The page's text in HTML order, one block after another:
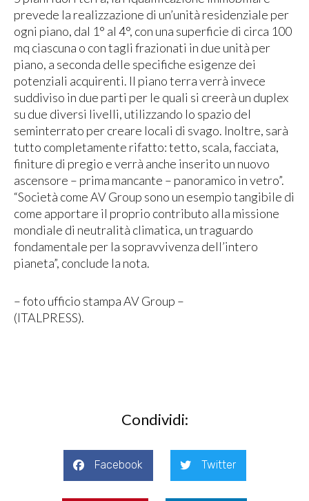
prevede la realizzazione di un’unità residenziale per
ogni piano, dal 1° al 4°, con una superficie di circa 100
mq ciascuna o con tagli frazionati in due unità per
piano, a seconda delle specifiche esigenze dei
potenziali acquirenti. Il piano terra verrà invece
suddiviso in due parti per le quali si creerà un duplex
su due diversi livelli, utilizzando lo spazio del
seminterrato per creare locali di svago. Inoltre, sarà
tutto completamente rifatto: tetto, scala, facciata,
finiture di pregio e verrà anche inserito un nuovo
ascensore – prima mancante – panoramico in vetro”.
“Società come AV Group sono un esempio tangibile di
come apportare il proprio contributo alla missione
mondiale di neutralità climatica, un traguardo
fondamentale per la sopravvivenza dell’intero
pianeta”, conclude la nota.
– foto ufficio stampa AV Group –
(ITALPRESS).
Condividi:
Facebook Twitter